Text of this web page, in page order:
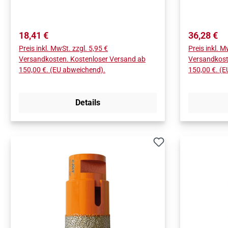
Regulärer Preis:
18,41 €
Preis inkl. MwSt. zzgl. 5,95 €
Versandkosten. Kostenloser Versand ab
150,00 €. (EU abweichend).
Details
143MM
Regulärer
36,28 €
Preis inkl.
150,00 €.